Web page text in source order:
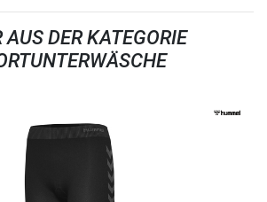
AUS DER KATEGORIE